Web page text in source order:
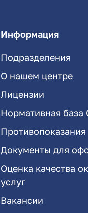
Информация
Подразделения
О нашем центре
Лицензии
Нормативная
Противопоказания
Документы для
Оценка качества
услуг
Вакансии